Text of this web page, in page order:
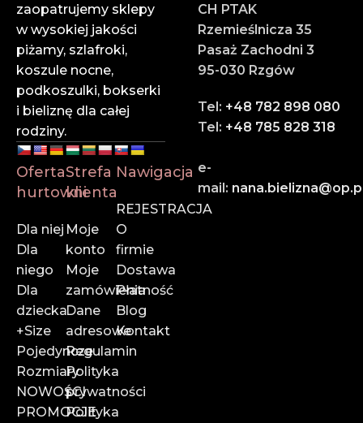
✔ Profesjonalna obsługa
Zespół doświadczonych doradców służy pomocą na
każdym etapie zamówienia.
✔ Szybka wysyłka
Dzięki sprawnej logistyce i współpracy z
renomowanymi firmami kurierskimi – Twoje
Zaufaj liderowi w branży hurtowej bielizny online.
Rzemieślnicza 35, Pasaż Zachodni 3, 95-030 Rzgów
785 828 318
vienettapolska@onet.pl
zaopatrujemy sklepy
w wysokiej jakości
piżamy, szlafroki,
koszule nocne,
podkoszulki, bokserki
i bieliznę dla całej
rodziny.
Oferta
hurtowni
Dla niej
Dla
niego
Dla
dziecka
+Size
Pojedyncze
Rozmiary
NOWOŚCI
PROMOCJE
Strefa
klienta
Moje
konto
Moje
zamówienia
Dane
adresowe
Regulamin
Polityka
prywatności
Polityka
Nawigacja
REJESTRACJA
O
firmie
Dostawa
Płatność
Blog
Kontakt
CH PTAK
Rzemieślnicza 35
Pasaż Zachodni 3
95-030 Rzgów
Tel: +48 782 898 080
Tel: +48 785 828 318
e-
mail: